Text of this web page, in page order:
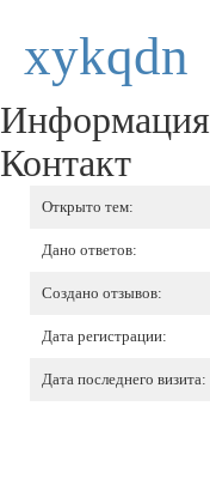
xykqdn
Информация
Контакт
Открыто тем:
Дано ответов:
Создано отзывов:
Дата регистрации:
Дата последнего визита: